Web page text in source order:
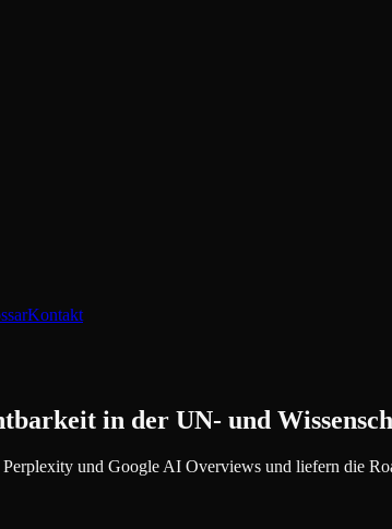
Kontakt
in der UN- und
und Google AI Overviews und liefern die